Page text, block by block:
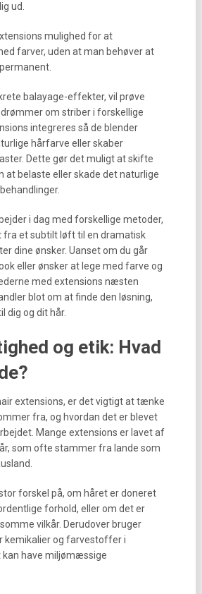
ud.
mulighed for at
farver, uden at man behøver at
balayage-effekter, vil prøve
om striber i forskellige
integreres så de blender
hårfarve eller skaber
Dette gør det muligt at skifte
at belaste eller skade det naturlige
i dag med forskellige metoder,
fra et subtilt løft til en dramatisk
dine ønsker. Uanset om du går
eller ønsker at lege med farve og
med extensions næsten
blot om at finde den løsning,
dig og dit hår.
og etik: Hvad
extensions, er det vigtigt at tænke
fra, og hvordan det er blevet
Mange extensions er lavet af
som ofte stammer fra lande som
forskel på, om håret er doneret
forhold, eller om det er
vilkår. Derudover bruger
kemikalier og farvestoffer i
kan have miljømæssige